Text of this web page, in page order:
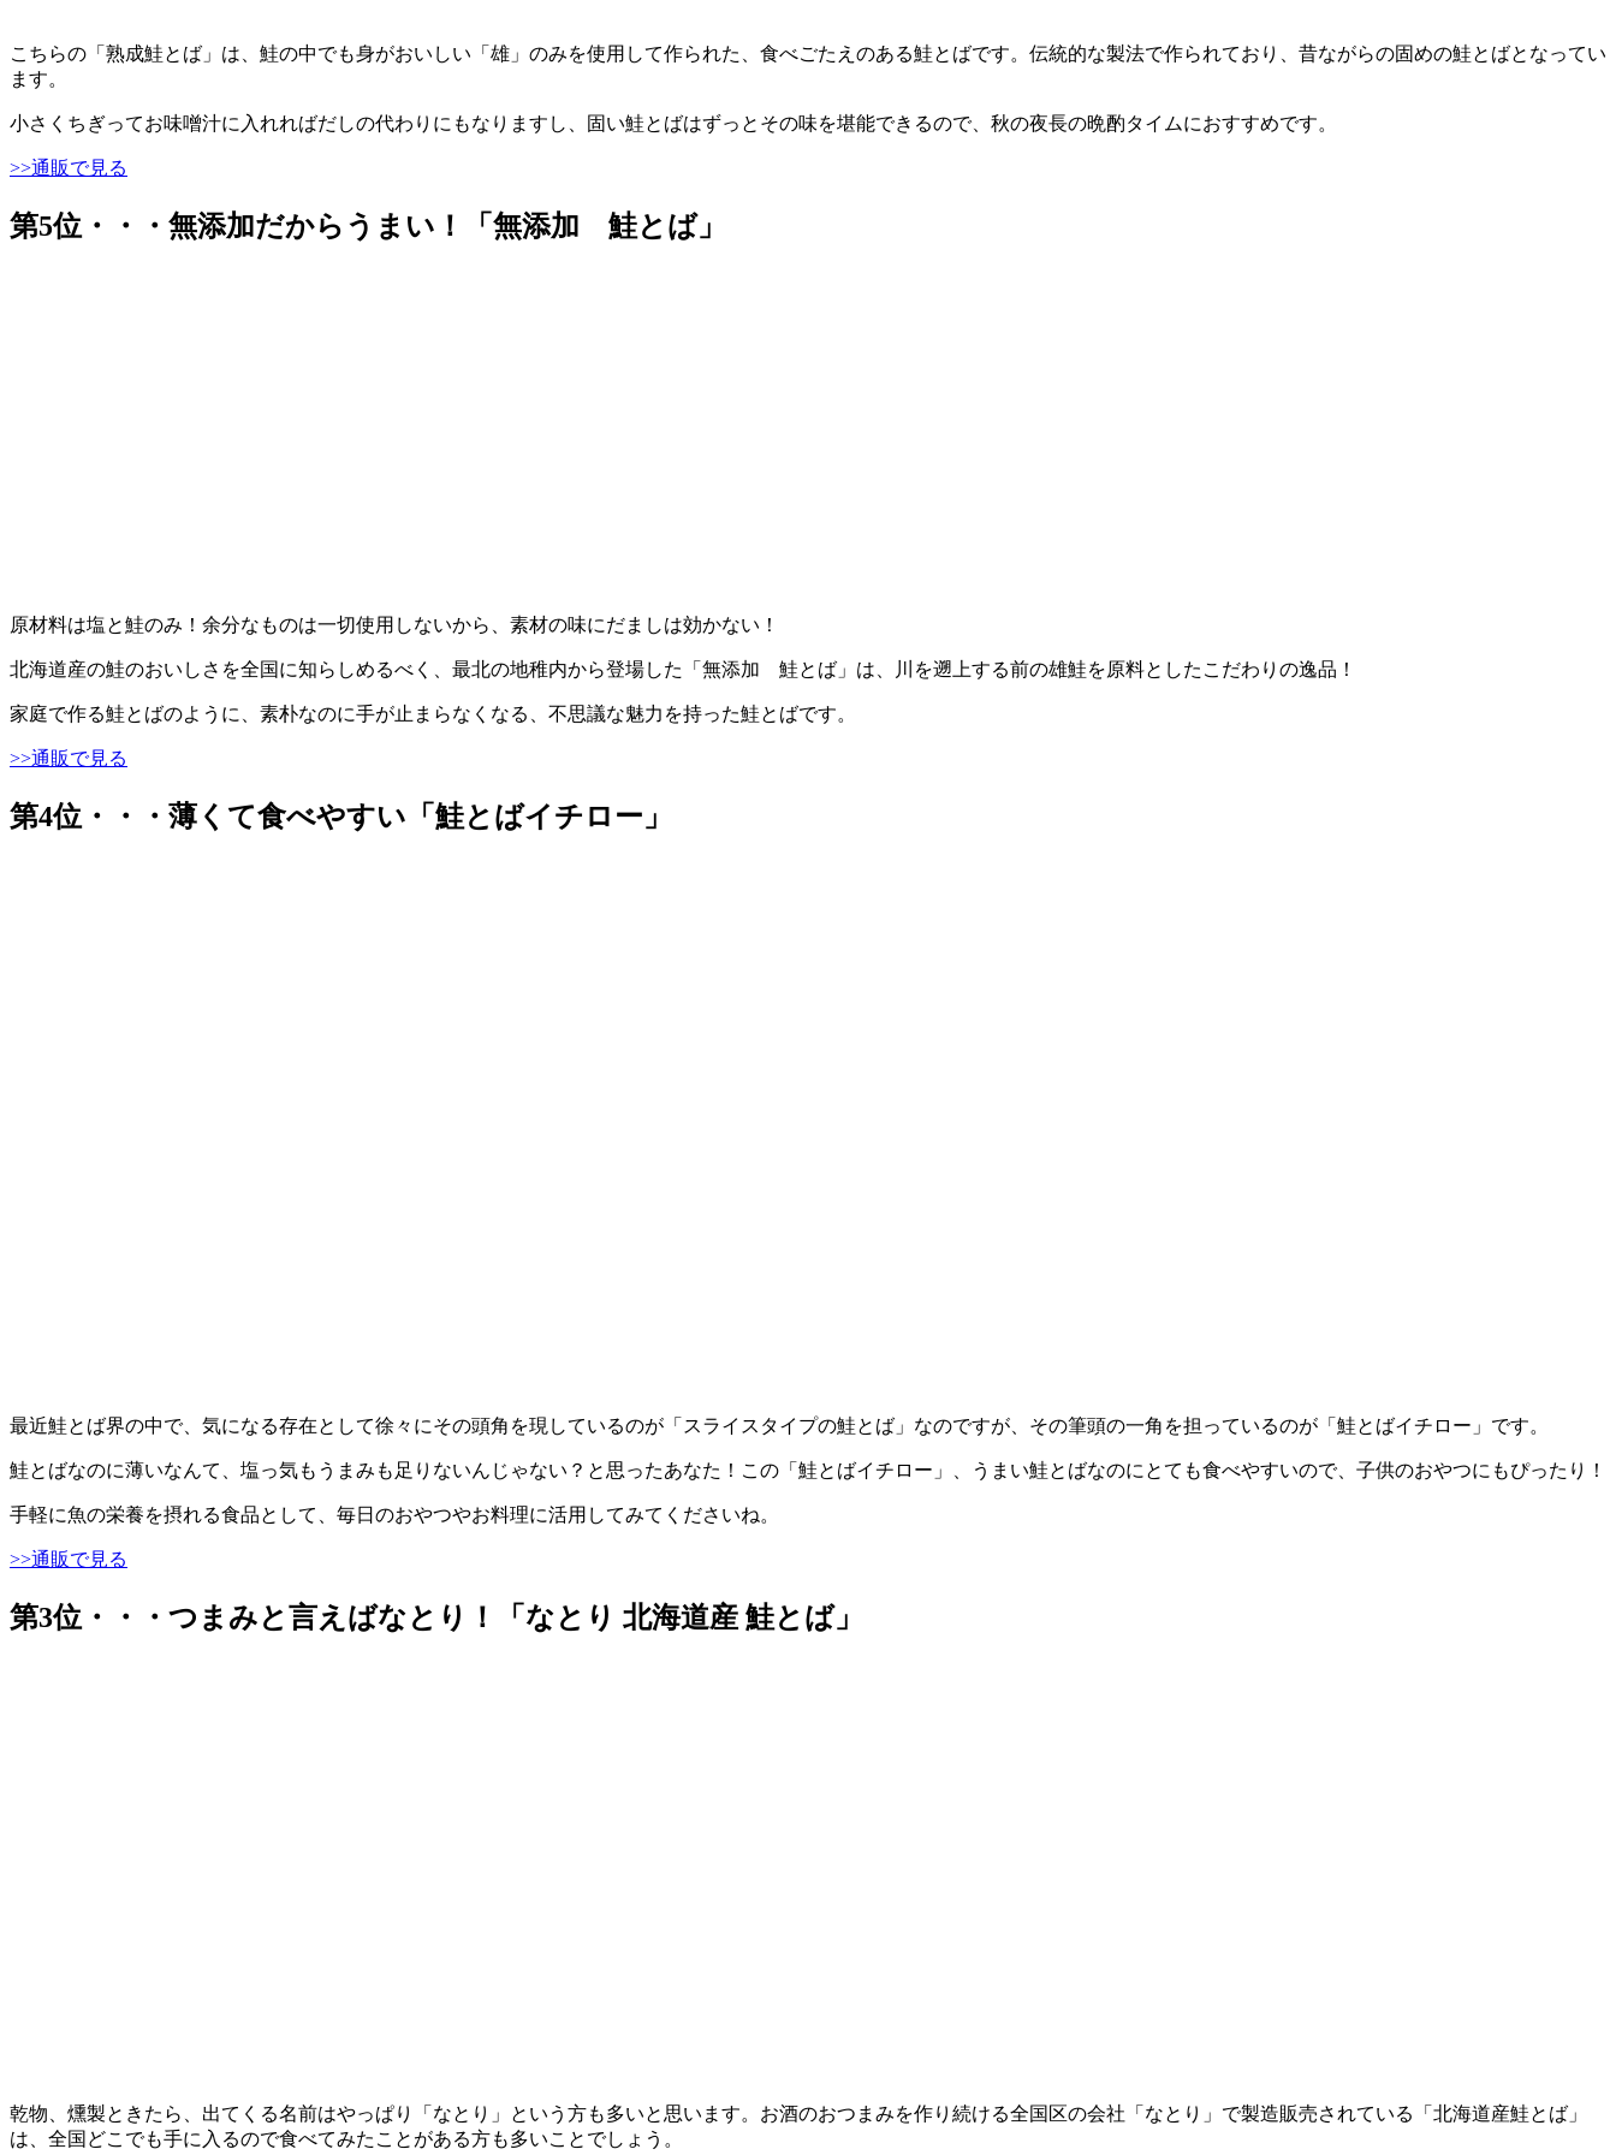
こちらの「熟成鮭とば」は、鮭の中でも身がおいしい「雄」のみを使用して作られた、食べごたえのある鮭とばです。伝統的な製法で作られており、昔ながらの固めの鮭とばとなってい
ます。
小さくちぎってお味噌汁に入れればだしの代わりにもなりますし、固い鮭とばはずっとその味を堪能できるので、秋の夜長の晩酌タイムにおすすめです。
>>通販で見る
第5位・・・無添加だからうまい！「無添加 鮭とば」
原材料は塩と鮭のみ！余分なものは一切使用しないから、素材の味にだましは効かない！
北海道産の鮭のおいしさを全国に知らしめるべく、最北の地稚内から登場した「無添加 鮭とば」は、川を遡上する前の雄鮭を原料としたこだわりの逸品！
家庭で作る鮭とばのように、素朴なのに手が止まらなくなる、不思議な魅力を持った鮭とばです。
>>通販で見る
第4位・・・薄くて食べやすい「鮭とばイチロー」
最近鮭とば界の中で、気になる存在として徐々にその頭角を現しているのが「スライスタイプの鮭とば」なのですが、その筆頭の一角を担っているのが「鮭とばイチロー」です。
鮭とばなのに薄いなんて、塩っ気もうまみも足りないんじゃない？と思ったあなた！この「鮭とばイチロー」、うまい鮭とばなのにとても食べやすいので、子供のおやつにもぴったり！
手軽に魚の栄養を摂れる食品として、毎日のおやつやお料理に活用してみてくださいね。
>>通販で見る
第3位・・・つまみと言えばなとり！「なとり 北海道産 鮭とば」
乾物、燻製ときたら、出てくる名前はやっぱり「なとり」という方も多いと思います。お酒のおつまみを作り続ける全国区の会社「なとり」で製造販売されている「北海道産鮭とば」
は、全国どこでも手に入るので食べてみたことがある方も多いことでしょう。